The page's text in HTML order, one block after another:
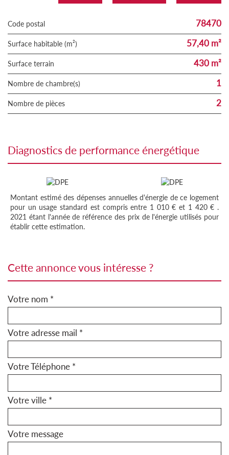
Code postal 78470
Surface habitable (m²) 57,40 m²
surface terrain 430 m²
Nombre de chambre(s) 1
Nombre de pièces 2
diagnostics de performance énergétique
Montant estimé des dépenses annuelles d'énergie de ce logement
pour un usage standard est compris entre 1 010 € et 1 420 € .
2021 étant l'année de référence des prix de l'énergie utilisés pour
établir cette estimation.
cette annonce vous intéresse ?
Votre nom *
Votre adresse mail *
Votre Téléphone *
Votre ville *
Votre message